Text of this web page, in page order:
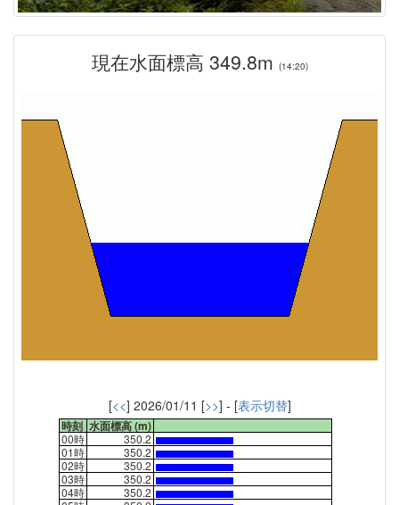
現在水面標高 349.8m (14:20)
[<<] 2026/01/11 [>>] - [表示切替]
時刻 水面標高 (m)
00時
350.2
01時
350.2
02時
350.2
03時
350.2
04時
350.2